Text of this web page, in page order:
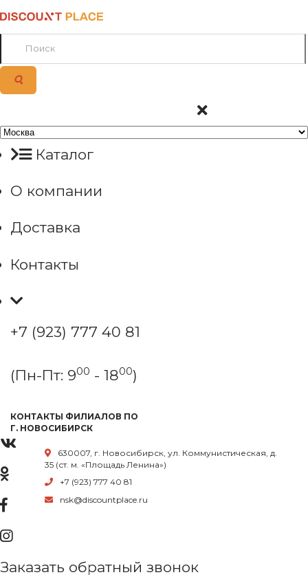
Каталог
О компании
Доставка
Контакты
+7 (923) 777 40 81
(Пн-Пт: 900 - 1800)
КОНТАКТЫ ФИЛИАЛОВ ПО
Г. НОВОСИБИРСК
630007, г. Новосибирск, ул. Коммунистическая, д.
35 (ст. м. «Площадь Ленина»)
+7 (923) 777 40 81
nsk@discountplace.ru
Заказать обратный звонок